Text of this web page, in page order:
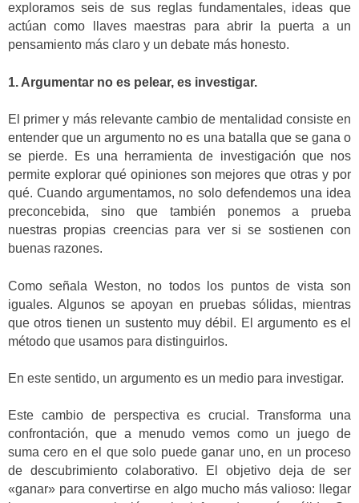
exploramos seis de sus reglas fundamentales, ideas que
actúan como llaves maestras para abrir la puerta a un
pensamiento más claro y un debate más honesto.
1. Argumentar no es pelear, es investigar.
El primer y más relevante cambio de mentalidad consiste en
entender que un argumento no es una batalla que se gana o
se pierde. Es una herramienta de investigación que nos
permite explorar qué opiniones son mejores que otras y por
qué. Cuando argumentamos, no solo defendemos una idea
preconcebida, sino que también ponemos a prueba
nuestras propias creencias para ver si se sostienen con
buenas razones.
Como señala Weston, no todos los puntos de vista son
iguales. Algunos se apoyan en pruebas sólidas, mientras
que otros tienen un sustento muy débil. El argumento es el
método que usamos para distinguirlos.
En este sentido, un argumento es un medio para investigar.
Este cambio de perspectiva es crucial. Transforma una
confrontación, que a menudo vemos como un juego de
suma cero en el que solo puede ganar uno, en un proceso
de descubrimiento colaborativo. El objetivo deja de ser
«ganar» para convertirse en algo mucho más valioso: llegar